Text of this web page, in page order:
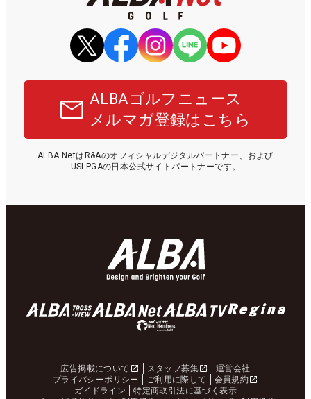
ALBAゴルフニュース
メルマガ登録はこちら
ALBA NetはR&Aのオフィシャルデジタルパートナー、および
USLPGAの日本公式サイトパートナーです。
広告掲載について スタッフ募集
運営会社
プライバシーポリシー
ご利用に際して
会員規約
ガイドライン
特定商取引法に基づく表示